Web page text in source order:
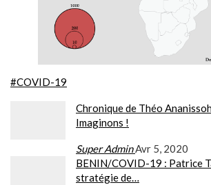
#COVID-19
Chronique de Théo
Imaginons !
Super AdminAvr 5, 2020
BENIN/COVID-19 : Patrice
stratégie de…